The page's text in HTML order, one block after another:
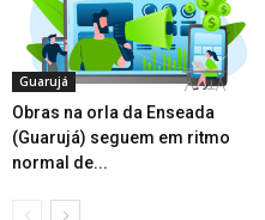
Guarujá
Obras na orla da Enseada
(Guarujá) seguem em ritmo
normal de...